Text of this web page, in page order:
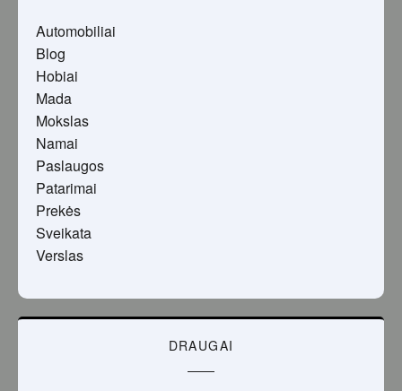
Automobiliai
Blog
Hobiai
Mada
Mokslas
Namai
Paslaugos
Patarimai
Prekės
Sveikata
Verslas
DRAUGAI